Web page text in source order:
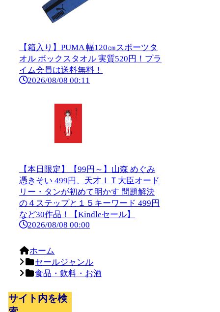
【箱入り】PUMA 幅120㎝スポーツタ
オル ボックスタオル 実質520円！プラ
イム会員は送料無料！
2026/08/08 00:11
【本日限定】【99円～】山森 めぐみ
憑きそい 499円、天才ＩＴ大臣オード
リー・タンが初めて明かす 問題解決
の４ステップと１５キーワード 499円
など30作品！【Kindleセール】
2026/08/08 00:00
ホーム
セールジャンル
食品・飲料・お酒
サイト内を検